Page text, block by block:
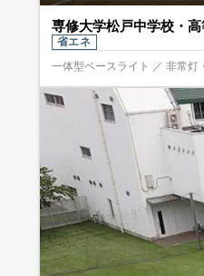
専修大学松戸中学校・
省エネ
一体型ベースライト ／ 非常灯